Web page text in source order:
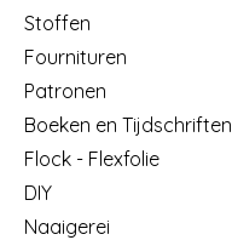
Stoffen
Fournituren
Patronen
Boeken en Tijdschriften
Flock - Flexfolie
DIY
Naaigerei